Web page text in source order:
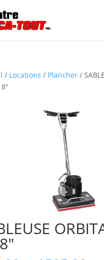
/ Locations / Plancher/